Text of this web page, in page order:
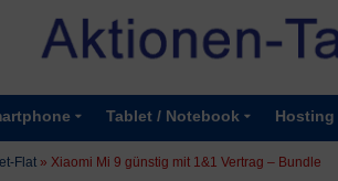
Tablet / Notebook Hosting
Flat » Xiaomi Mi 9 günstig mit 1&1 Vertrag – Bundle